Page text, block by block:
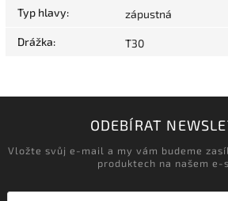
Typ hlavy: zápustná
Drážka: T30
ODEBÍRAT
Vložte svůj e-mail a my vám budeme
produktech na našem e-